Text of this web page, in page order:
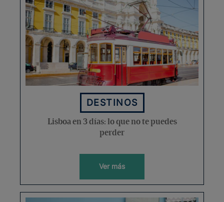
DESTINOS
Lisboa en 3 días: lo que no te puedes
perder
Ver más